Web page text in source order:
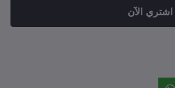
اشتري الآن